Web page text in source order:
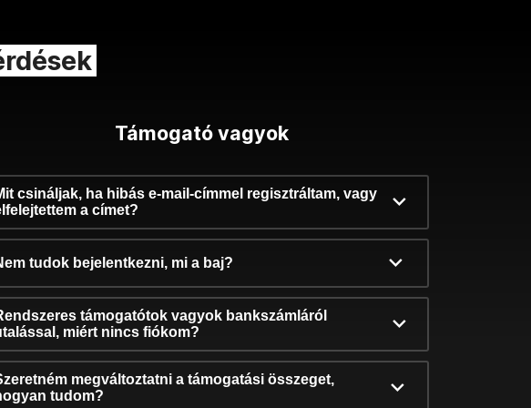
Támogató vagyok
csináljak, ha hibás e-mail-címmel regisztráltam, vagy
a címet?
tudok bejelentkezni, mi a baj?
támogatótok vagyok bankszámláról
miért nincs fiókom?
megváltoztatni a támogatási összeget,
tudom?